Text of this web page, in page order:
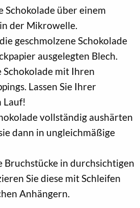
Schokolade über einem
der Mikrowelle.
geschmolzene Schokolade
ausgelegten Blech.
Schokolade mit Ihren
Lassen Sie Ihrer
Lauf!
vollständig aushärten
dann in ungleichmäßige
Bruchstücke in durchsichtigen
Sie diese mit Schleifen
Anhängern.